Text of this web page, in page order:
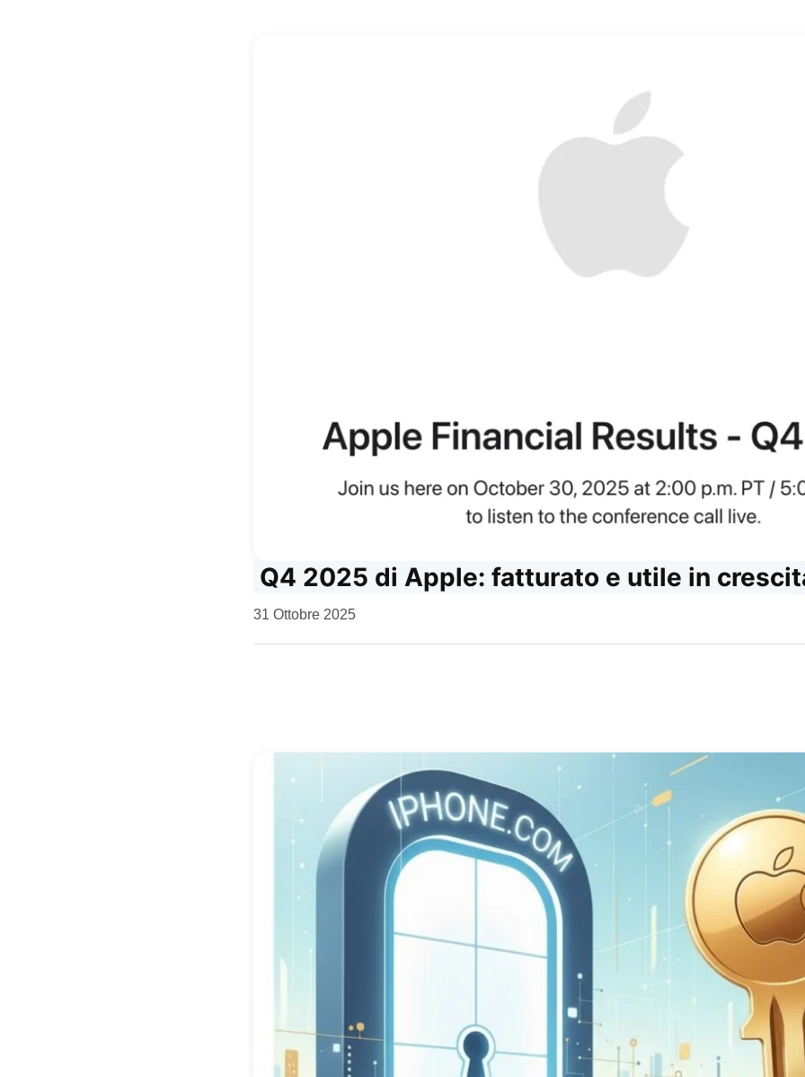
Q4 2025 di Apple: fatturato e utile in
da
31 Ottobre 2025